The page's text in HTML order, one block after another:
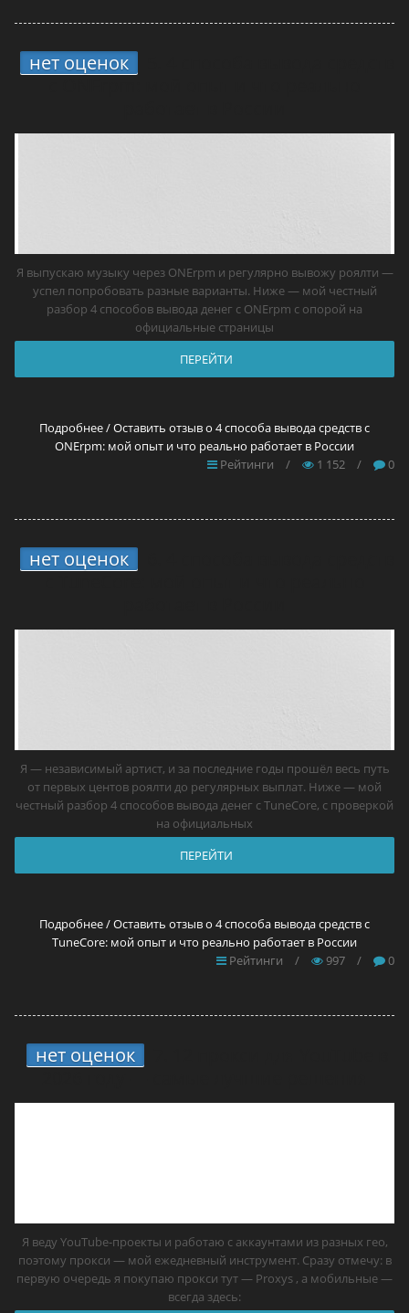
нет оценок
Я выпускаю музыку через ONErpm и регулярно вывожу роялти —
успел попробовать разные варианты. Ниже — мой честный
разбор 4 способов вывода денег с ONErpm с опорой на
официальные страницы
ПЕРЕЙТИ
Подробнее / Оставить отзыв о 4 способа вывода средств с
ONErpm: мой опыт и что реально работает в России
Рейтинги
/ 1 152 / 0
нет оценок
Я — независимый артист, и за последние годы прошёл весь путь
от первых центов роялти до регулярных выплат. Ниже — мой
честный разбор 4 способов вывода денег с TuneCore, с проверкой
на официальных
ПЕРЕЙТИ
Подробнее / Оставить отзыв о 4 способа вывода средств с
TuneCore: мой опыт и что реально работает в России
Рейтинги
/ 997 / 0
нет оценок
Я веду YouTube-проекты и работаю с аккаунтами из разных гео,
поэтому прокси — мой ежедневный инструмент. Сразу отмечу: в
первую очередь я покупаю прокси тут — Proxys , а мобильные —
всегда здесь: